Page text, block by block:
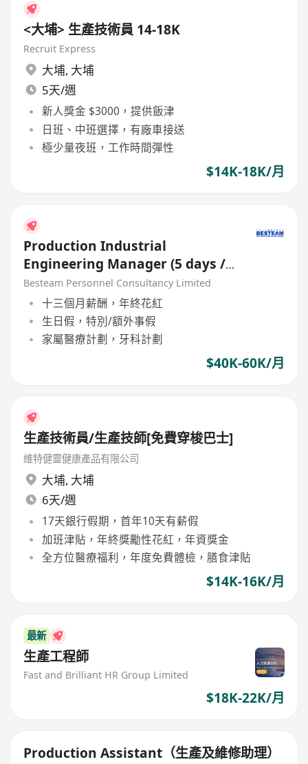
<大埔> 生產技術員 14-18K
Recruit Express
大埔, 大埔
5天/週
新人獎金 $3000，提供飯津
日班、中班選擇，有廠車接送
極少量夜班，工作時間彈性
$14K-18K/月
Production Industrial
Engineering Manager (5 days /
Manufacturing)
Besteam Personnel Consultancy Limited
十三個月薪酬，年終花紅
生日假，特別/額外事假
家屬醫療計劃，牙科計劃
$40K-60K/月
生產技術員/生產技師[免費穿梭巴士]
維特健靈健康產品有限公司
大埔, 大埔
6天/週
17天銀行假期，首年10天有薪假
加班津貼，年終獎勵性花紅，年資獎金
全方位醫療福利，年度免費體檢，膳食津貼
$14K-16K/月
最新
生產工程師
Fast and Brilliant HR Group Limited
$18K-22K/月
Production Assistant（生產及維修助理）